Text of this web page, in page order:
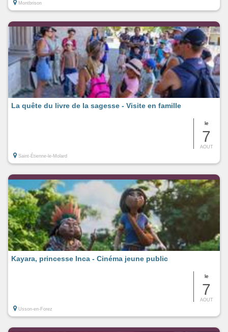
Montbrison
le
7
AOUT
La quête du livre de la sagesse - Visite en famille
Saint-Étienne-le-Molard
le
7
AOUT
Kayara, princesse Inca - Cinéma jeune public
Usson-en-Forez